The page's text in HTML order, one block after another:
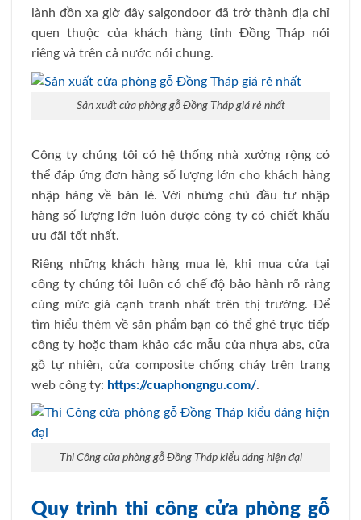
lành đồn xa giờ đây saigondoor đã trở thành địa chỉ
quen thuộc của khách hàng tỉnh Đồng Tháp nói
riêng và trên cả nước nói chung.
Sản xuất cửa phòng gỗ Đồng Tháp giá rẻ nhất
Công ty chúng tôi có hệ thống nhà xưởng rộng có
thể đáp ứng đơn hàng số lượng lớn cho khách hàng
nhập hàng về bán lẻ. Với những chủ đầu tư nhập
hàng số lượng lớn luôn được công ty có chiết khấu
ưu đãi tốt nhất.
Riêng những khách hàng mua lẻ, khi mua cửa tại
công ty chúng tôi luôn có chế độ bảo hành rõ ràng
cùng mức giá cạnh tranh nhất trên thị trường. Để
tìm hiểu thêm về sản phẩm bạn có thể ghé trực tiếp
công ty hoặc tham khảo các mẫu cửa nhựa abs, cửa
gỗ tự nhiên, cửa composite chống cháy trên trang
web công ty: https://cuaphongngu.com/.
Thi Công cửa phòng gỗ Đồng Tháp kiểu dáng hiện đại
Quy trình thi công cửa phòng gỗ